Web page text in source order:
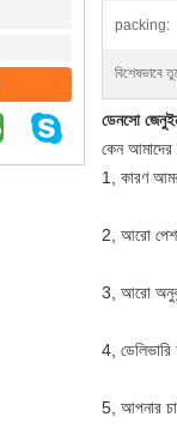
packing:
বিশেষভাবে
ডেনসো
কেন আমাদের
1, কারণ
2, আরো
3, আরো
4,
5, আপনার